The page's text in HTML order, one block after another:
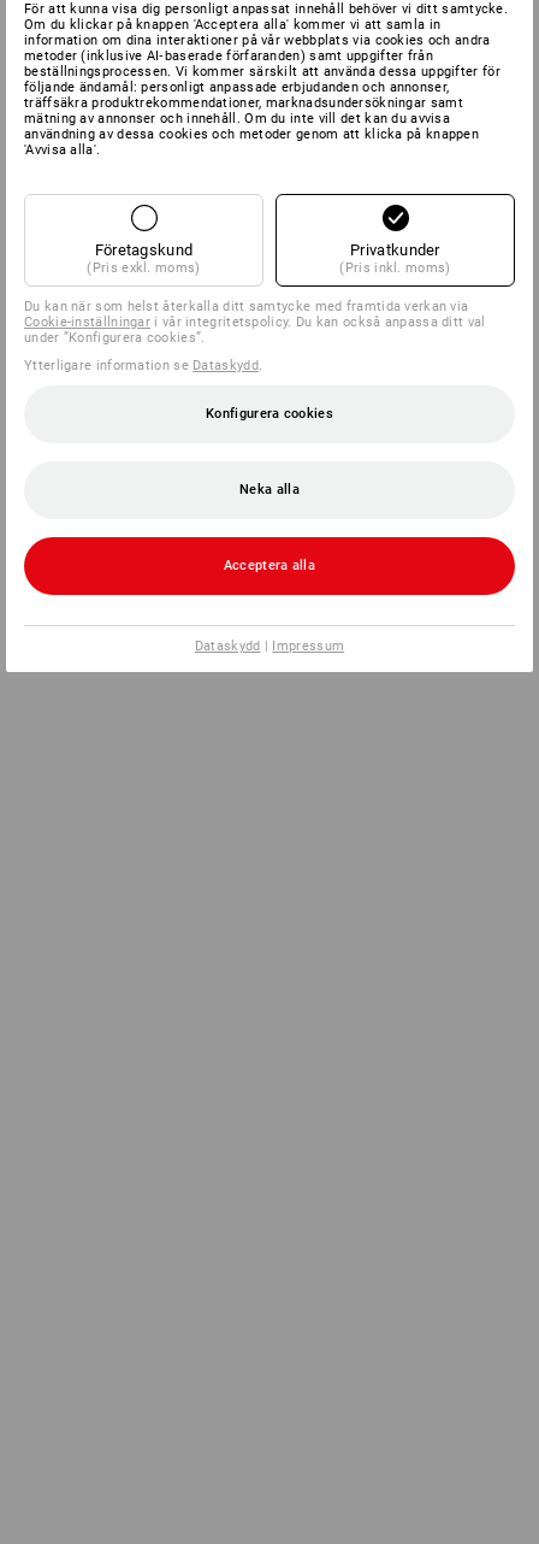
För att kunna visa dig personligt anpassat innehåll behöver vi ditt samtycke.
Om du klickar på knappen 'Acceptera alla' kommer vi att samla in
information om dina interaktioner på vår webbplats via cookies och andra
metoder (inklusive AI‑baserade förfaranden) samt uppgifter från
beställningsprocessen. Vi kommer särskilt att använda dessa uppgifter för
följande ändamål: personligt anpassade erbjudanden och annonser,
träffsäkra produktrekommendationer, marknadsundersökningar samt
mätning av annonser och innehåll. Om du inte vill det kan du avvisa
användning av dessa cookies och metoder genom att klicka på knappen
'Avvisa alla'.
Företagskund
(Pris exkl. moms)
Privatkunder
(Pris inkl. moms)
Du kan när som helst återkalla ditt samtycke med framtida verkan via
Cookie-inställningar i vår integritetspolicy. Du kan också anpassa ditt val
under ”Konfigurera cookies”.
Ytterligare information se Dataskydd.
Konfigurera cookies
Neka alla
Acceptera alla
Dataskydd | Impressum